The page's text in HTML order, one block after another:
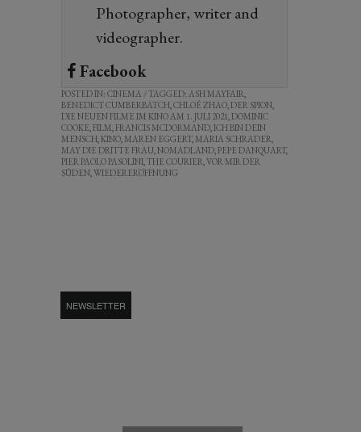
Photographer, writer and
videographer.
Facebook
POSTED IN: CINEMA / TAGGED: ASH MAYFAIR,
BENEDICT CUMBERBATCH,CHLOÉ ZHAO,DER SPION,
DIE NEUEN FILME IM KINO AM 1. JULI 2021,DOMINIC
COOKE,FILM,FRANCIS MCDORMAND,ICH BIN DEIN
MENSCH,KINO,MAREN EGGERT,MARIA SCHRADER,
MAY DIE DRITTE FRAU,NOMADLAND,PEPE DANQUART,
PIER PAOLO PASOLINI,THE COURIER,VOR MIR DER
SÜDEN,WIEDERERÖFFNUNG
NEWSLETTER